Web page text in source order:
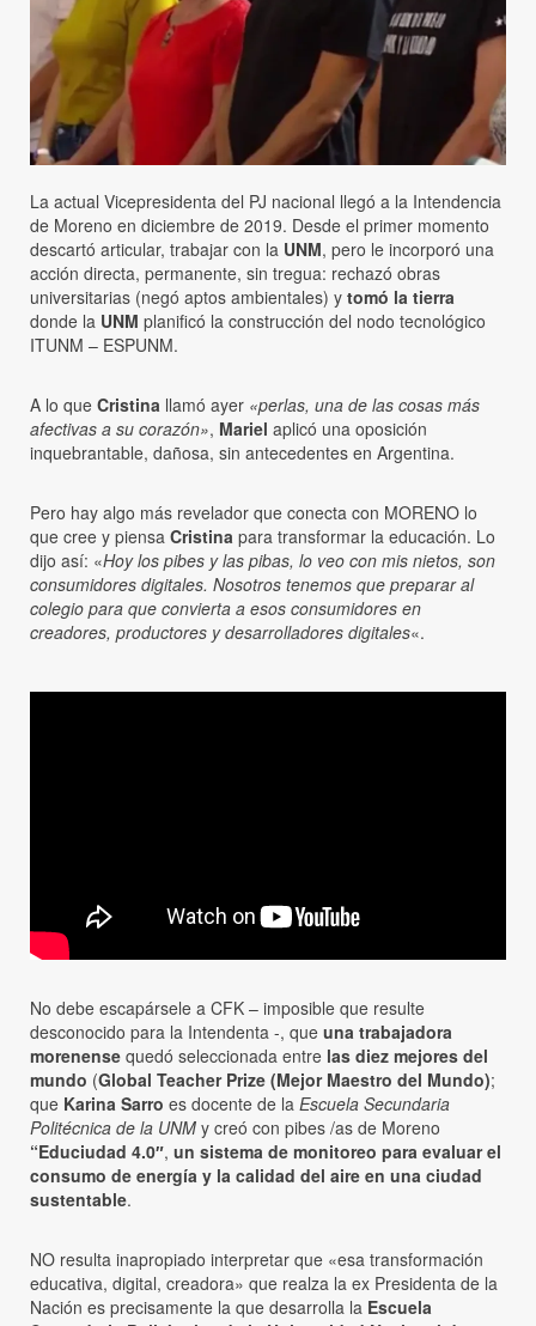
La actual Vicepresidenta del PJ nacional llegó a la Intendencia
de Moreno en diciembre de 2019. Desde el primer momento
descartó articular, trabajar con la UNM, pero le incorporó una
acción directa, permanente, sin tregua: rechazó obras
universitarias (negó aptos ambientales) y tomó la tierra
donde la UNM planificó la construcción del nodo tecnológico
ITUNM – ESPUNM.
A lo que Cristina llamó ayer «perlas, una de las cosas más
afectivas a su corazón», Mariel aplicó una oposición
inquebrantable, dañosa, sin antecedentes en Argentina.
Pero hay algo más revelador que conecta con MORENO lo
que cree y piensa Cristina para transformar la educación. Lo
dijo así: «Hoy los pibes y las pibas, lo veo con mis nietos, son
consumidores digitales. Nosotros tenemos que preparar al
colegio para que convierta a esos consumidores en
creadores, productores y desarrolladores digitales«.
No debe escapársele a CFK – imposible que resulte
desconocido para la Intendenta -, que una trabajadora
morenense quedó seleccionada entre las diez mejores del
mundo (Global Teacher Prize (Mejor Maestro del Mundo);
que Karina Sarro es docente de la Escuela Secundaria
Politécnica de la UNM y creó con pibes /as de Moreno
“Educiudad 4.0″, un sistema de monitoreo para evaluar el
consumo de energía y la calidad del aire en una ciudad
sustentable.
NO resulta inapropiado interpretar que «esa transformación
educativa, digital, creadora» que realza la ex Presidenta de la
Nación es precisamente la que desarrolla la Escuela